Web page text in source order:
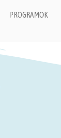
PROGRAMOK